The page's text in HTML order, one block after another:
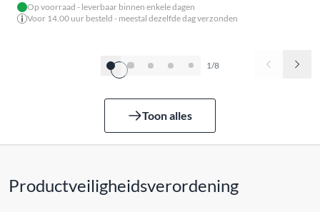
Op voorraad - leverbaar binnen enkele dagen
Voor 14.00 uur besteld - meestal dezelfde dag verzonden
1/8
Toon alles
Productveiligheidsverordening